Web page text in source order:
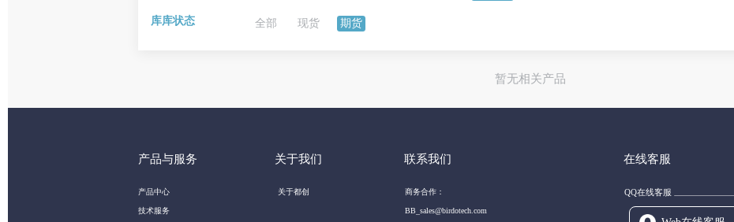
库库状态 全部 现货 期货
暂无相关产品
产品与服务 关于我们 联系我们 在线客服
产品中心
技术服务
关于都创 商务合作：
BB_sales@birdotech.com
QQ在线客服